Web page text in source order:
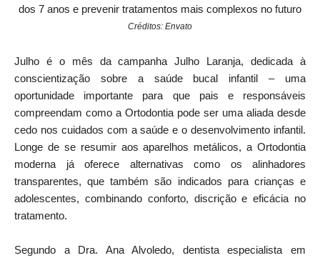
dos 7 anos e prevenir tratamentos mais complexos no futuro
Créditos: Envato
Julho é o mês da campanhaJulho Laranja, dedicada à
conscientização sobre a saúde bucal infantil – uma
oportunidade importante para que pais e responsáveis
compreendam como a Ortodontia pode ser uma aliada desde
cedo nos cuidados com a saúde e o desenvolvimento infantil.
Longe de se resumir aos aparelhos metálicos, a Ortodontia
moderna já oferece alternativas como os alinhadores
transparentes, que também são indicados para crianças e
adolescentes, combinando conforto, discrição e eficácia no
tratamento.
Segundo a Dra. Ana Alvoledo, dentista especialista em